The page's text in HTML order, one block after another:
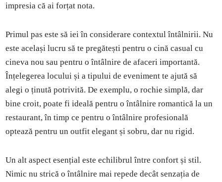
impresia că ai forțat nota.
Primul pas este să iei în considerare contextul întâlnirii. Nu
este același lucru să te pregătești pentru o cină casual cu
cineva nou sau pentru o întâlnire de afaceri importantă.
Înțelegerea locului și a tipului de eveniment te ajută să
alegi o ținută potrivită. De exemplu, o rochie simplă, dar
bine croit, poate fi ideală pentru o întâlnire romantică la un
restaurant, în timp ce pentru o întâlnire profesională
optează pentru un outfit elegant și sobru, dar nu rigid.
Un alt aspect esențial este echilibrul între confort și stil.
Nimic nu strică o întâlnire mai repede decât senzația de